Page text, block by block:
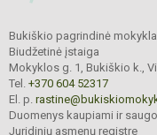
Bukiškio pagrindinė mokykla
Biudžetinė įstaiga
Mokyklos g. 1, Bukiškio k.,
Tel. +370 604 52317
El. p.
Duomenys kaupiami ir
Juridinių asmenų registre